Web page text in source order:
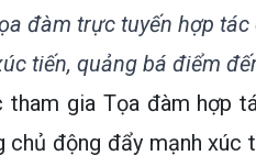
đàm trực tuyến hợp
tiến, quảng bá điểm
tham gia Tọa đàm hợp
chủ động đẩy mạnh